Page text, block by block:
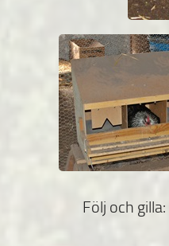
Följ och gilla: